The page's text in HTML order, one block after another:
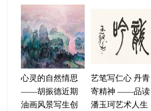
心灵的自然情思
——胡振德近期
油画风景写生创
艺笔写仁心 丹青
寄精神 ——品读
潘玉珂艺术人生